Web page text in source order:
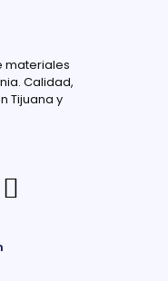
materiales
Calidad,
Tijuana y